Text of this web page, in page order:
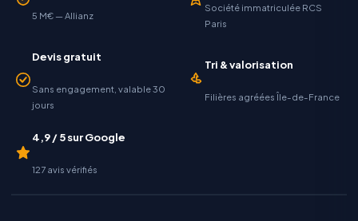
5 M€ — Allianz
Société immatriculée RCS
Paris
Devis gratuit
Sans engagement, valable 30
jours
Tri & valorisation
Filières agréées Île-de-France
4,9 / 5 sur Google
127 avis vérifiés